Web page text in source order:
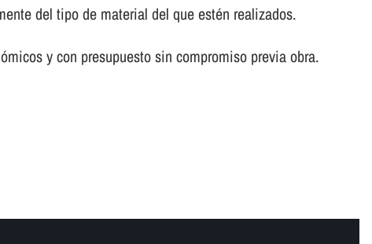
del tipo de material del que estén realizados.
y con presupuesto sin compromiso previa obra.